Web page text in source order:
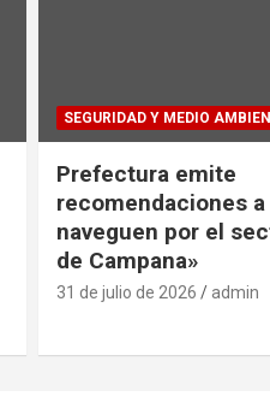
SEGURIDAD Y MEDIO
Prefectura emite
recomendaciones
naveguen por el
de Campana»
31 de julio de 2026 admin